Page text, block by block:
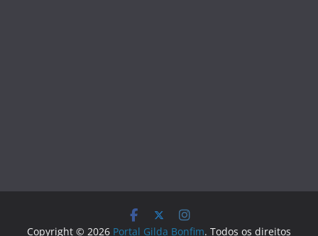
Copyright © 2026 Portal Gilda Bonfim. Todos os direitos